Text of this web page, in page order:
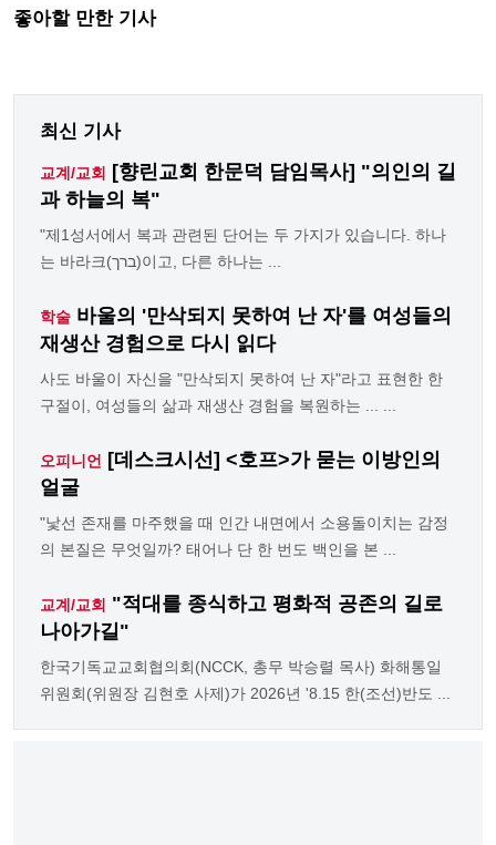
좋아할 만한 기사
최신 기사
교계/교회 [향린교회 한문덕 담임목사] "의인의 길
과 하늘의 복"
"제1성서에서 복과 관련된 단어는 두 가지가 있습니다. 하나
는 바라크(ברך)이고, 다른 하나는 ...
학술 바울의 '만삭되지 못하여 난 자'를 여성들의
재생산 경험으로 다시 읽다
사도 바울이 자신을 "만삭되지 못하여 난 자"라고 표현한 한
구절이, 여성들의 삶과 재생산 경험을 복원하는 ... ...
오피니언 [데스크시선] <호프>가 묻는 이방인의
얼굴
"낯선 존재를 마주했을 때 인간 내면에서 소용돌이치는 감정
의 본질은 무엇일까? 태어나 단 한 번도 백인을 본 ...
교계/교회 "적대를 종식하고 평화적 공존의 길로
나아가길"
한국기독교교회협의회(NCCK, 총무 박승렬 목사) 화해통일
위원회(위원장 김현호 사제)가 2026년 '8.15 한(조선)반도 ...